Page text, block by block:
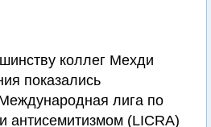
коллег Мехди
показались
лига по
антисемитизмом (LICRA)